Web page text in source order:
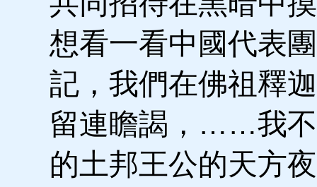
想看一看中國代表
記，我們在佛祖釋
留連瞻謁，……我不
的土邦王公的天方